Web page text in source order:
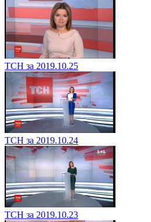
ТСН за 2019.10.25
ТСН за 2019.10.24
ТСН за 2019.10.23